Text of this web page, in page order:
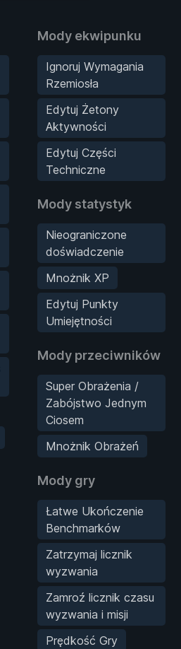
Mody ekwipunku
Ignoruj Wymagania
Rzemiosła
Edytuj Żetony
Aktywności
Edytuj Części
Techniczne
Mody statystyk
Nieograniczone
doświadczenie
Mnożnik XP
Edytuj Punkty
Umiejętności
Mody przeciwników
Super Obrażenia /
Zabójstwo Jednym
Ciosem
Mnożnik Obrażeń
Mody gry
Łatwe Ukończenie
Benchmarków
Zatrzymaj licznik
wyzwania
Zamroź licznik czasu
wyzwania i misji
Prędkość Gry